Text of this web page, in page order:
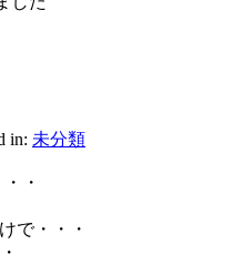
in: 未分類
・
で・・・